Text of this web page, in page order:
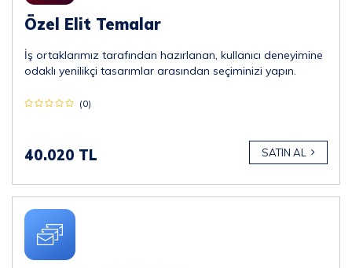
Özel Elit Temalar
İş ortaklarımız tarafından hazırlanan, kullanıcı deneyimine
odaklı yenilikçi tasarımlar arasından seçiminizi yapın.
(0)
40.020 TL SATIN AL